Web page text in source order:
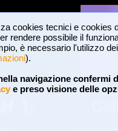
cookies tecnici e cookies
rendere possibile il
è necessario l'utilizzo
).
navigazione confermi
e preso visione delle